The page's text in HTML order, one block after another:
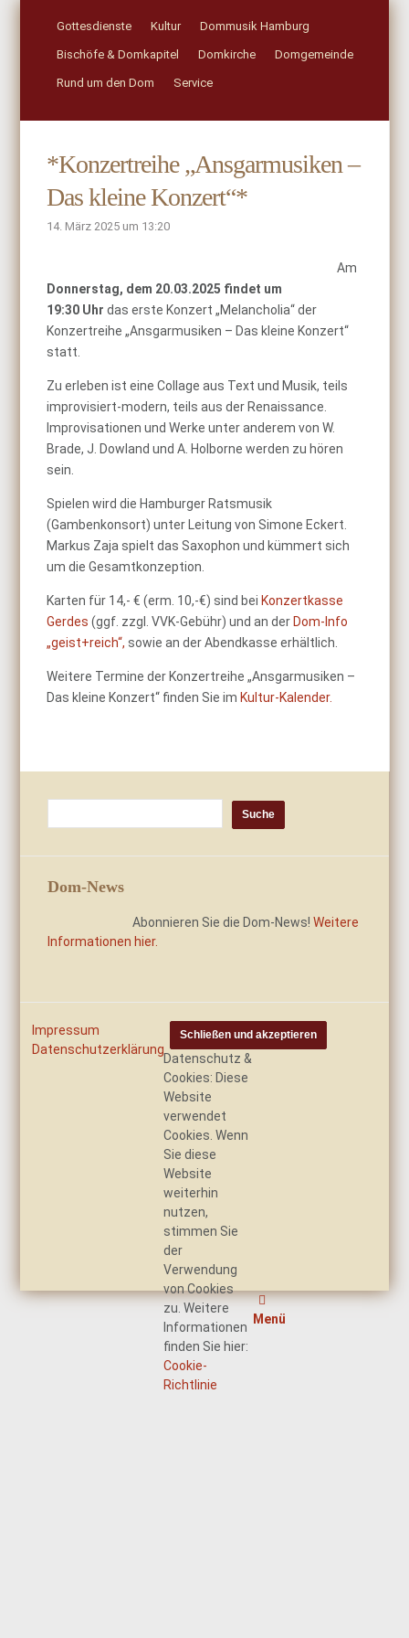
Gottesdienste Kultur Dommusik Hamburg
Bischöfe & Domkapitel Domkirche Domgemeinde
Rund um den Dom Service
*Konzertreihe „Ansgarmusiken –
Das kleine Konzert“*
14. März 2025 um 13:20
Am
Donnerstag, dem 20.03.2025 findet um
19:30 Uhr das erste Konzert „Melancholia“ der
Konzertreihe „Ansgarmusiken – Das kleine Konzert“
statt.
Zu erleben ist eine Collage aus Text und Musik, teils
improvisiert-modern, teils aus der Renaissance.
Improvisationen und Werke unter anderem von W.
Brade, J. Dowland und A. Holborne werden zu hören
sein.
Spielen wird die Hamburger Ratsmusik
(Gambenkonsort) unter Leitung von Simone Eckert.
Markus Zaja spielt das Saxophon und kümmert sich
um die Gesamtkonzeption.
Karten für 14,- € (erm. 10,-€) sind bei Konzertkasse
Gerdes (ggf. zzgl. VVK-Gebühr) und an der Dom-Info
„geist+reich“, sowie an der Abendkasse erhältlich.
Weitere Termine der Konzertreihe „Ansgarmusiken –
Das kleine Konzert“ finden Sie im Kultur-Kalender.
Dom-News
Abonnieren Sie die Dom-News!Weitere
Informationen hier.
Impressum
Datenschutzerklärung
Datenschutz &
Cookies: Diese
Website
verwendet
Cookies. Wenn
Sie diese
Website
weiterhin
nutzen,
stimmen Sie
der
Verwendung
von Cookies
zu. Weitere
Informationen
finden Sie hier:
Cookie-
Richtlinie
Menü